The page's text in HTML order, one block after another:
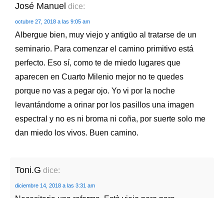
José Manuel dice:
octubre 27, 2018 a las 9:05 am
Albergue bien, muy viejo y antigüo al tratarse de un
seminario. Para comenzar el camino primitivo está
perfecto. Eso sí, como te de miedo lugares que
aparecen en Cuarto Milenio mejor no te quedes
porque no vas a pegar ojo. Yo vi por la noche
levantándome a orinar por los pasillos una imagen
espectral y no es ni broma ni coña, por suerte solo me
dan miedo los vivos. Buen camino.
Toni.G dice:
diciembre 14, 2018 a las 3:31 am